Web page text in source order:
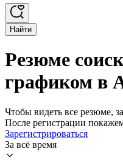
Найти
Резюме
графиком в
Чтобы видеть все резюме,
После регистрации
Зарегистрироваться
За всё время